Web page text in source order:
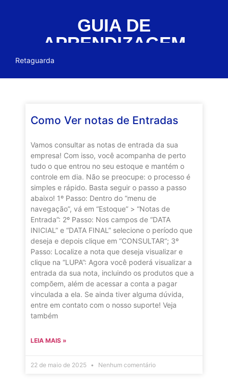
GUIA DE
APRENDIZAGEM
Retaguarda
Como Ver notas de Entradas
Vamos consultar as notas de entrada da sua
empresa! Com isso, você acompanha de perto
tudo o que entrou no seu estoque e mantém o
controle em dia. Não se preocupe: o processo é
simples e rápido. Basta seguir o passo a passo
abaixo! 1º Passo: Dentro do “menu de
navegação”, vá em “Estoque” > “Notas de
Entrada”: 2º Passo: Nos campos de “DATA
INICIAL” e “DATA FINAL” selecione o período que
deseja e depois clique em “CONSULTAR“; 3º
Passo: Localize a nota que deseja visualizar e
clique na “LUPA”: Agora você poderá visualizar a
entrada da sua nota, incluindo os produtos que a
compõem, além de acessar a conta a pagar
vinculada a ela. Se ainda tiver alguma dúvida,
entre em contato com o nosso suporte! Veja
também
LEIA MAIS »
22 de maio de 2025 Nenhum comentário